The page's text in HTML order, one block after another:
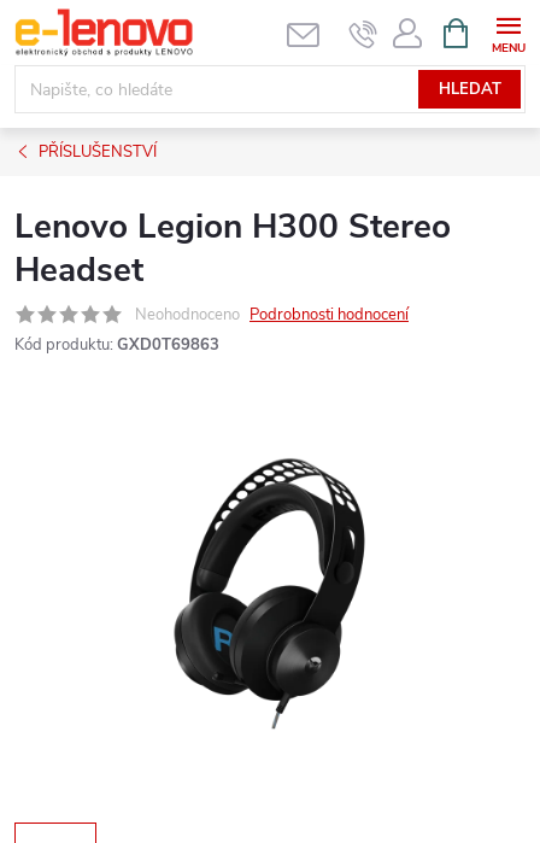
Přejít
na
obsah
HLEDAT
NÁKUPNÍ
KOŠÍK
PŘÍSLUŠENSTVÍ
Lenovo Legion H300 Stereo
Headset
Neohodnoceno Podrobnosti hodnocení
Kód produktu: GXD0T69863